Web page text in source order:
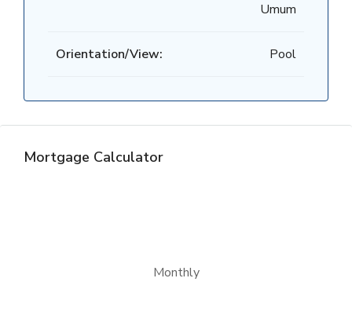
Umum
Orientation/View: Pool
Mortgage Calculator
Monthly